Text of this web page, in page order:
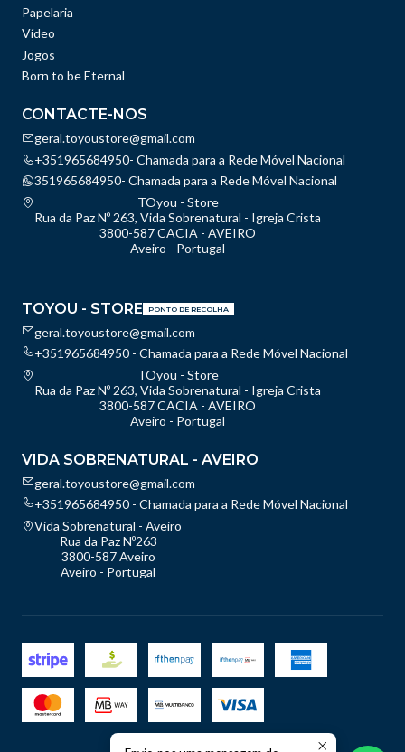
Papelaria
Vídeo
Jogos
Born to be Eternal
CONTACTE-NOS
geral.toyoustore@gmail.com
+351965684950- Chamada para a Rede Móvel Nacional
351965684950- Chamada para a Rede Móvel Nacional
TOyou - Store
Rua da Paz Nº 263, Vida Sobrenatural - Igreja Crista
3800-587 CACIA - AVEIRO
Aveiro - Portugal
TOYOU - STORE PONTO DE RECOLHA
geral.toyoustore@gmail.com
+351965684950 - Chamada para a Rede Móvel Nacional
TOyou - Store
Rua da Paz Nº 263, Vida Sobrenatural - Igreja Crista
3800-587 CACIA - AVEIRO
Aveiro - Portugal
VIDA SOBRENATURAL - AVEIRO
geral.toyoustore@gmail.com
+351965684950 - Chamada para a Rede Móvel Nacional
Vida Sobrenatural - Aveiro
Rua da Paz Nº263
3800-587 Aveiro
Aveiro - Portugal